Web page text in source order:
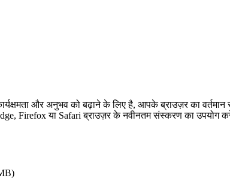
और अनुभव को बढ़ाने के लिए है, आपके ब्राउज़र का
Firefox या Safari ब्राउज़र के नवीनतम संस्करण का उपयोग
)